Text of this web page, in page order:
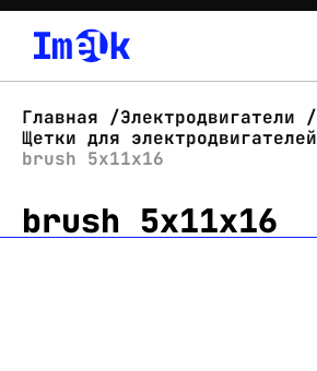
О нас
Новости
Главная
Электродвигатели
Щетки для электродвигателей
brush 5x11x16
brush 5x11x16